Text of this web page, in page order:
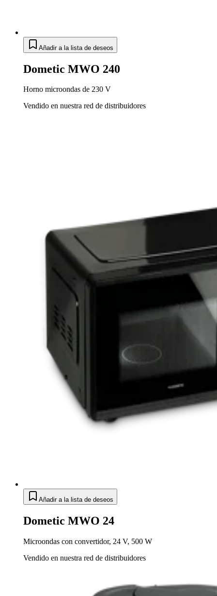
Añadir a la lista de deseos
Dometic MWO 240
Horno microondas de 230 V
Vendido en nuestra red de distribuidores
Añadir a la lista de deseos
Dometic MWO 24
Microondas con convertidor, 24 V, 500 W
Vendido en nuestra red de distribuidores